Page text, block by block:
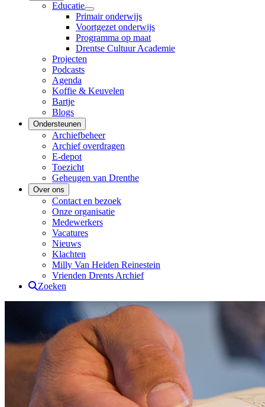
Educatie
Primair onderwijs
Voortgezet onderwijs
Programma op maat
Drentse Cultuur Academie
Projecten
Podcasts
Agenda
Koffie & Keuvelen
Bartje
Blogs
Ondersteunen
Archiefbeheer
Archief overdragen
E-depot
Toezicht
Geheugen van Drenthe
Over ons
Contact en bezoek
Onze organisatie
Medewerkers
Vacatures
Nieuws
Klachten
Milly Van Heiden Reinestein
Vrienden Drents Archief
Zoeken
Drents Archief